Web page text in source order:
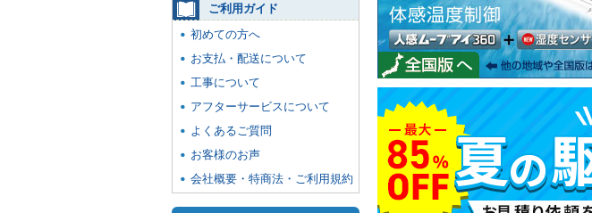
ご利用ガイド
初めての方へ
お支払・配送について
工事について
アフターサービスについて
よくあるご質問
お客様のお声
会社概要・特商法・ご利用規約